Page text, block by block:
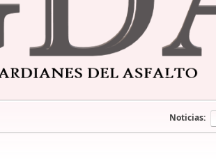
Noticias: